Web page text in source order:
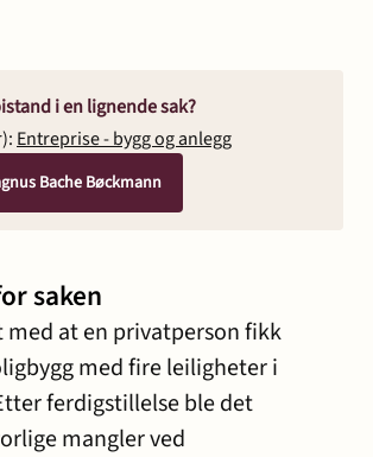
i en lignende sak?
Entreprise - bygg og anlegg
Bache Bøckmann
saken
med at en privatperson fikk
med fire leiligheter i
ferdigstillelse ble det
mangler ved